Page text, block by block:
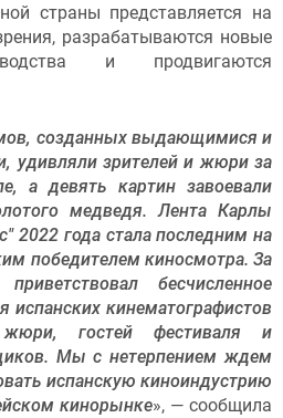
страны представляется на
разрабатываются новые
и продвигаются
созданных выдающимися и
удивляли зрителей и жюри за
а девять картин завоевали
медведя. Лента Карлы
2022 года стала последним на
победителем киносмотра. За
бесчисленное
кинематографистов
гостей фестиваля и
Мы с нетерпением ждем
испанскую киноиндустрию
кинорынке», — сообщила